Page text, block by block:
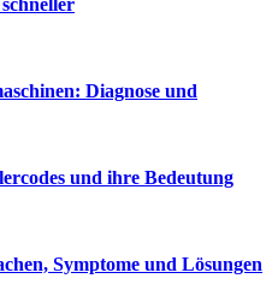
Diagnose und
und ihre Bedeutung
Symptome und Lösungen